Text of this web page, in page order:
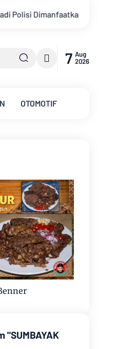
Polda Jambi Diduga Tipu
7 Aug
2026
OTOMOTIF
"SUMBAYAK